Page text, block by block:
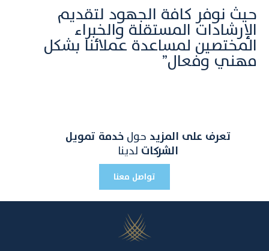
حيث نوفر كافة الجهود لتقديم
الإرشادات المستقلة والخبراء
المختصين لمساعدة عملائنا بشكل
مهني وفعال”
تعرف على المزيد حول خدمة تمويل
الشركات لدينا
تواصل معنا